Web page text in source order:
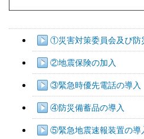
①災害対策委員会及び防
②地震保険の加入
③緊急時優先電話の導入
④防災備蓄品の導入
⑤緊急地震速報装置の導